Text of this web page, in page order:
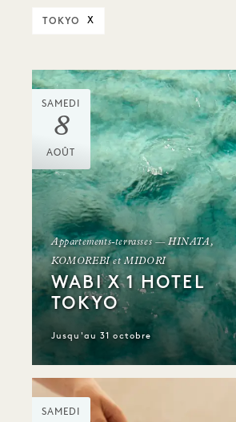
TOKYO X
SAMEDI
8
AOÛT
Appartements-terrasses — HINATA,
KOMOREBI et MIDORI
WABI X 1 HOTEL
TOKYO
Jusqu'au 31 octobre
SAMEDI